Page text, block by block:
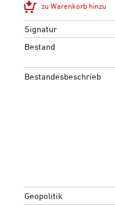
zu Warenkorb hinzu
Signatur
Bestand
Bestandesbeschrieb
Geopolitik